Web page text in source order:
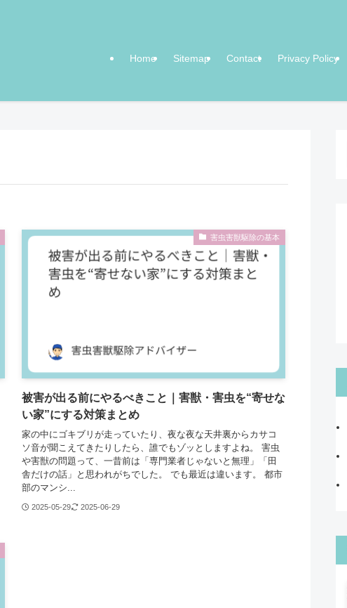
Home Sitemap Contact Privacy Policy
害虫害獣駆除の基本
被害が出る前にやるべきこと｜害獣・害虫を“寄せな
い家”にする対策まとめ
家の中にゴキブリが走っていたり、夜な夜な天井裏からカサコ
ソ音が聞こえてきたりしたら、誰でもゾッとしますよね。 害虫
や害獣の問題って、一昔前は「専門業者じゃないと無理」「田
舎だけの話」と思われがちでした。 でも最近は違います。 都市
部のマンシ...
2025-05-29 2025-06-29